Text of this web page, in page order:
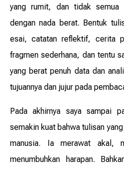
yang rumit, dan tidak semua
dengan nada berat. Bentuk
esai, catatan reflektif, cerita
fragmen sederhana, dan tentu
yang berat penuh data dan
tujuannya dan jujur pada
Pada akhirnya saya sampai
semakin kuat bahwa tulisan
manusia. Ia merawat akal,
menumbuhkan harapan.